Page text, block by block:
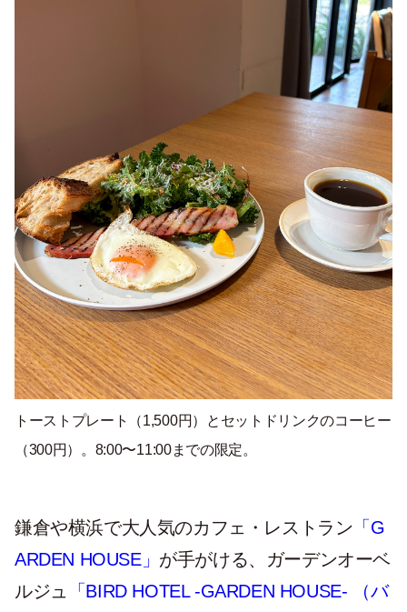
トーストプレート（1,500円）とセットドリンクのコーヒー
（300円）。8:00〜11:00までの限定。
鎌倉や横浜で大人気のカフェ・レストラン 「G
ARDEN HOUSE」 が手がける、ガーデンオーベ
ルジュ
「BIRD HOTEL -GARDEN HOUSE- （バ